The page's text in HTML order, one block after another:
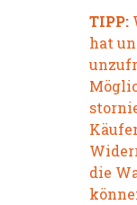
TIPP:
hat
die